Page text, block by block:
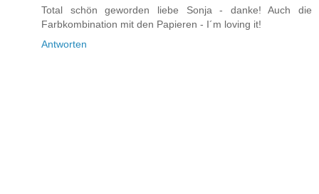
Total schön geworden liebe Sonja - danke! Auch die
Farbkombination mit den Papieren - I´m loving it!
Antworten